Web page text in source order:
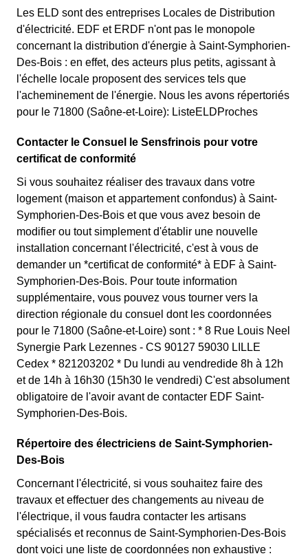
Les ELD sont des entreprises Locales de Distribution
d'électricité. EDF et ERDF n'ont pas le monopole
concernant la distribution d'énergie à Saint-Symphorien-
Des-Bois : en effet, des acteurs plus petits, agissant à
l'échelle locale proposent des services tels que
l'acheminement de l'énergie. Nous les avons répertoriés
pour le 71800 (Saône-et-Loire): ListeELDProches
Contacter le Consuel le Sensfrinois pour votre
certificat de conformité
Si vous souhaitez réaliser des travaux dans votre
logement (maison et appartement confondus) à Saint-
Symphorien-Des-Bois et que vous avez besoin de
modifier ou tout simplement d'établir une nouvelle
installation concernant l'électricité, c'est à vous de
demander un *certificat de conformité* à EDF à Saint-
Symphorien-Des-Bois. Pour toute information
supplémentaire, vous pouvez vous tourner vers la
direction régionale du consuel dont les coordonnées
pour le 71800 (Saône-et-Loire) sont : * 8 Rue Louis Neel
Synergie Park Lezennes - CS 90127 59030 LILLE
Cedex * 821203202 * Du lundi au vendredide 8h à 12h
et de 14h à 16h30 (15h30 le vendredi) C'est absolument
obligatoire de l'avoir avant de contacter EDF Saint-
Symphorien-Des-Bois.
Répertoire des électriciens de Saint-Symphorien-
Des-Bois
Concernant l'électricité, si vous souhaitez faire des
travaux et effectuer des changements au niveau de
l'électrique, il vous faudra contacter les artisans
spécialisés et reconnus de Saint-Symphorien-Des-Bois
dont voici une liste de coordonnées non exhaustive :